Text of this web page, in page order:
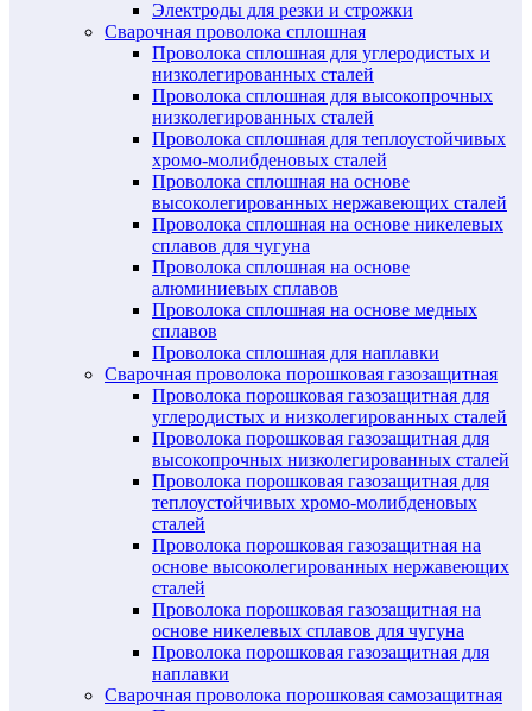
Электроды для резки и строжки
Сварочная проволока сплошная
Проволока сплошная для углеродистых и
низколегированных сталей
Проволока сплошная для высокопрочных
низколегированных сталей
Проволока сплошная для теплоустойчивых
хромо-молибденовых сталей
Проволока сплошная на основе
высоколегированных нержавеющих сталей
Проволока сплошная на основе никелевых
сплавов для чугуна
Проволока сплошная на основе
алюминиевых сплавов
Проволока сплошная на основе медных
сплавов
Проволока сплошная для наплавки
Сварочная проволока порошковая газозащитная
Проволока порошковая газозащитная для
углеродистых и низколегированных сталей
Проволока порошковая газозащитная для
высокопрочных низколегированных сталей
Проволока порошковая газозащитная для
теплоустойчивых хромо-молибденовых
сталей
Проволока порошковая газозащитная на
основе высоколегированных нержавеющих
сталей
Проволока порошковая газозащитная на
основе никелевых сплавов для чугуна
Проволока порошковая газозащитная для
наплавки
Сварочная проволока порошковая самозащитная